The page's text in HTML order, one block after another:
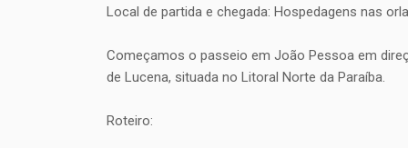
Local de partida e chegada: Hospedagens nas
Começamos o passeio em João Pessoa em
de Lucena, situada no Litoral Norte da Paraíba.
Roteiro: